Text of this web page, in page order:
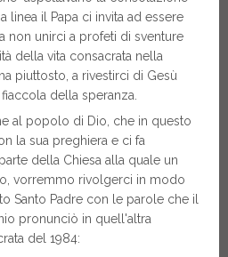
linea il Papa ci invita ad essere
non unirci a profeti di sventure
della vita consacrata nella
piuttosto, a rivestirci di Gesù
della speranza.
al popolo di Dio, che in questo
la sua preghiera e ci fa
della Chiesa alla quale un
vorremmo rivolgerci in modo
Santo Padre con le parole che il
pronunciò in quell'altra
del 1984: